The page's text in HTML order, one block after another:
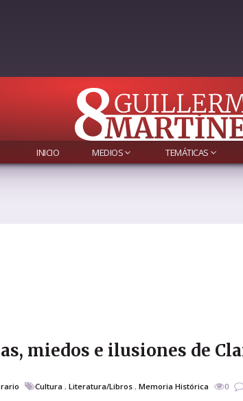
INICIO MEDIOS TEMÁTICAS
miedos e ilusiones de
Cultura , Literatura/Libros, Memoria Histórica 0